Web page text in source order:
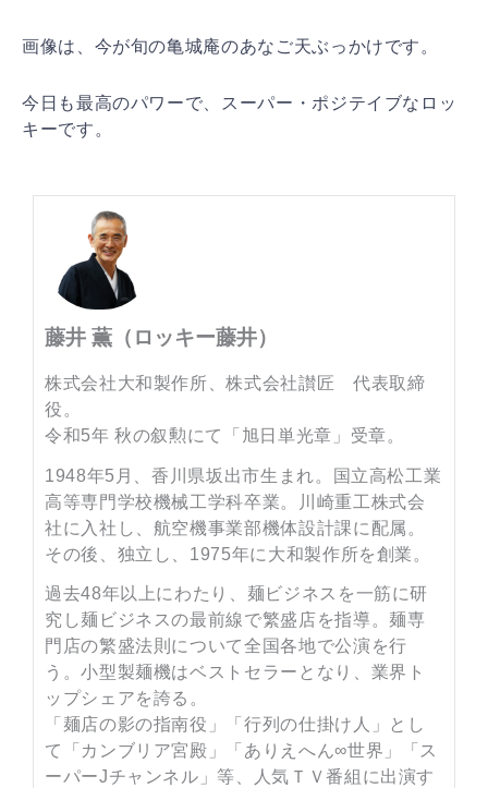
画像は、今が旬の亀城庵のあなご天ぶっかけです。
今日も最高のパワーで、スーパー・ポジテイブなロッ
キーです。
藤井 薫（ロッキー藤井）
株式会社大和製作所、株式会社讃匠 代表取締
役。
令和5年 秋の叙勲にて「旭日単光章」受章。
1948年5月、香川県坂出市生まれ。国立高松工業
高等専門学校機械工学科卒業。川崎重工株式会
社に入社し、航空機事業部機体設計課に配属。
その後、独立し、1975年に大和製作所を創業。
過去48年以上にわたり、麺ビジネスを一筋に研
究し麺ビジネスの最前線で繁盛店を指導。麺専
門店の繁盛法則について全国各地で公演を行
う。小型製麺機はベストセラーとなり、業界ト
ップシェアを誇る。
「麺店の影の指南役」「行列の仕掛け人」とし
て「カンブリア宮殿」「ありえへん∞世界」「ス
ーパーJチャンネル」等、人気ＴＶ番組に出演す